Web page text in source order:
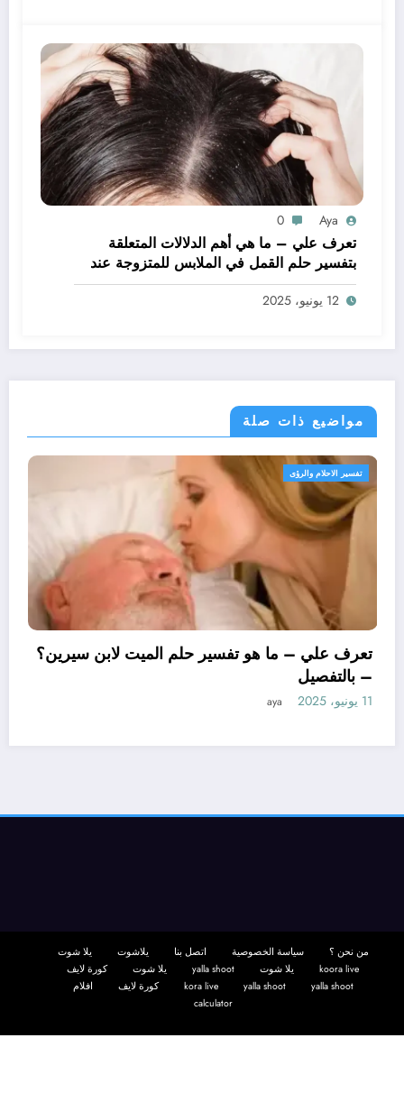
Aya
0
تعرف علي – ما هي أهم الدلالات المتعلقة
بتفسير حلم القمل في الملابس للمتزوجة عند
ابن سيرين؟ – بالتفصيل
12 يونيو، 2025
مواضيع ذات صلة
تفسير الاحلام والرؤى
تعرف علي – ما هو تفسير حلم
لتفسير حلم
اتصل بنا